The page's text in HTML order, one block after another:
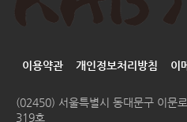
이용약관 개인정보처리방침 이
(02450) 서울특별시 동대문구 이문
319호